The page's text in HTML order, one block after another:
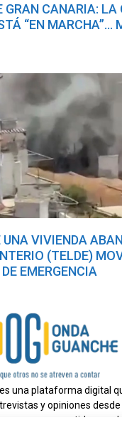
GRAN CANARIA: LA
“EN MARCHA”…
UNA VIVIENDA
(TELDE)
EMERGENCIA
una plataforma digital
y opiniones desde
comprometidos con